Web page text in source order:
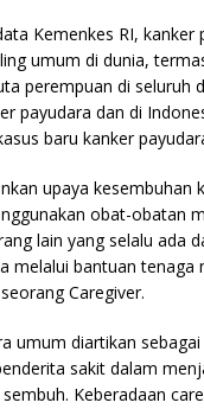
Kemenkes RI, kanker
umum di dunia,
perempuan di seluruh
payudara dan di
baru kanker
upaya kesembuhan
obat-obatan
lain yang selalu ada
melalui bantuan tenaga
Caregiver.
umum diartikan
sakit dalam
Keberadaan